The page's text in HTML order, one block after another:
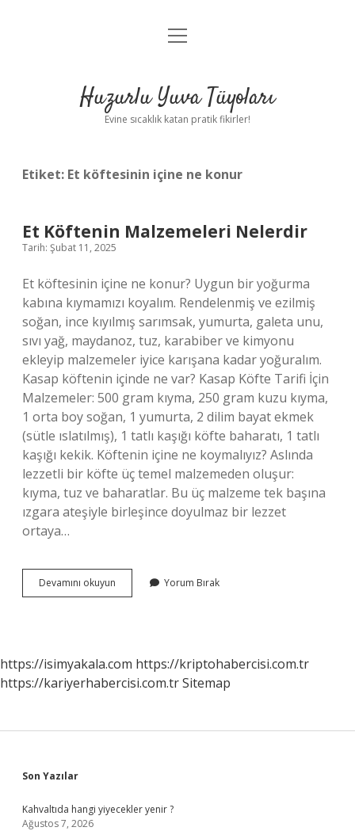
Anasayfa
Yasal Uyarı
menüyü
Huzurlu Yuva Tüyoları
Evine sıcaklık katan pratik fikirler!
Etiket: Et köftesinin içine ne konur
Et Köftenin Malzemeleri Nelerdir
Tarih: Şubat 11, 2025
Et köftesinin içine ne konur? Uygun bir yoğurma
kabına kıymamızı koyalım. Rendelenmiş ve ezilmiş
soğan, ince kıyılmış sarımsak, yumurta, galeta unu,
sıvı yağ, maydanoz, tuz, karabiber ve kimyonu
ekleyip malzemeler iyice karışana kadar yoğuralım.
Kasap köftenin içinde ne var? Kasap Köfte Tarifi İçin
Malzemeler: 500 gram kıyma, 250 gram kuzu kıyma,
1 orta boy soğan, 1 yumurta, 2 dilim bayat ekmek
(sütle ıslatılmış), 1 tatlı kaşığı köfte baharatı, 1 tatlı
kaşığı kekik. Köftenin içine ne koymalıyız? Aslında
lezzetli bir köfte üç temel malzemeden oluşur:
kıyma, tuz ve baharatlar. Bu üç malzeme tek başına
ızgara ateşiyle birleşince doyulmaz bir lezzet
ortaya…
Devamını okuyun
Köftenin
Yorum Bırak
https://isimyakala.com https://kriptohabercisi.com.tr
https://kariyerhabercisi.com.trSitemap
Sidebar
Son Yazılar
Kahvaltıda hangi yiyecekler yenir ?
Ağustos 7, 2026